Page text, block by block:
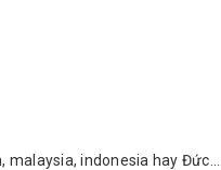
indonesia hay Đức....